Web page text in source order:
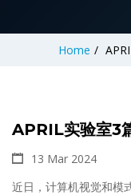
Home /
APRIL实验室3
13 Mar 2024
近日，计算机视觉和模